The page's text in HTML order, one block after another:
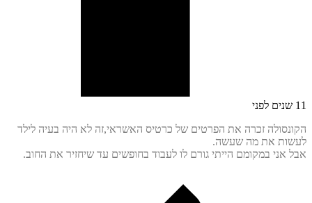
זכרה את הפרטים של כרטיס האשראי,זה לא היה בעיה לילד
את מה שעשה.
במקומם הייתי גורם לו לעבוד בחופשים עד שיחזיר את החוב.